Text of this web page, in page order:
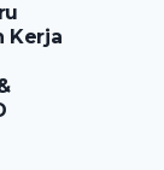
Kerja